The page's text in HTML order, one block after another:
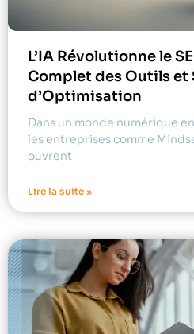
L’IA Révolutionne le
Complet des Outils et
d’Optimisation
Dans un monde numérique
les entreprises comme
ouvrent
Lire la suite »